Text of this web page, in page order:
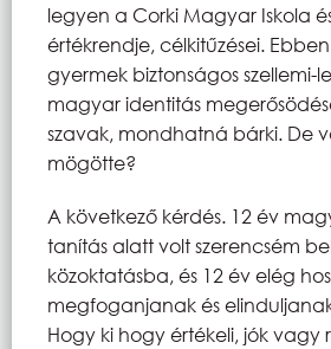
legyen a Corki Magyar Iskola
értékrendje, célkitűzései.
gyermek biztonságos szellemi-
magyar identitás
szavak, mondhatná bárki. De
mögötte?
A következő kérdés. 12 év
tanítás alatt volt szerencsém
közoktatásba, és 12 év elég
megfoganjanak és
Hogy ki hogy értékeli, jók vagy